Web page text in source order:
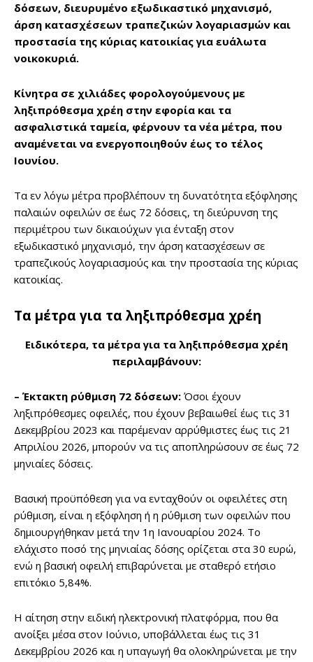
δόσεων, διευρυμένο εξωδικαστικό μηχανισμό,
άρση κατασχέσεων τραπεζικών λογαριασμών και
προστασία της κύριας κατοικίας για ευάλωτα
νοικοκυριά.
Κίνητρα σε χιλιάδες φορολογούμενους με
ληξιπρόθεσμα χρέη στην εφορία και τα
ασφαλιστικά ταμεία, φέρνουν τα νέα μέτρα, που
αναμένεται να ενεργοποιηθούν έως το τέλος
Ιουνίου.
Τα εν λόγω μέτρα προβλέπουν τη δυνατότητα εξόφλησης
παλαιών οφειλών σε έως 72 δόσεις, τη διεύρυνση της
περιμέτρου των δικαιούχων για ένταξη στον
εξωδικαστικό μηχανισμό, την άρση κατασχέσεων σε
τραπεζικούς λογαριασμούς και την προστασία της κύριας
κατοικίας.
Τα μέτρα για τα ληξιπρόθεσμα χρέη
Ειδικότερα, τα μέτρα για τα ληξιπρόθεσμα χρέη
περιλαμβάνουν:
– Έκτακτη ρύθμιση 72 δόσεων: Όσοι έχουν
ληξιπρόθεσμες οφειλές, που έχουν βεβαιωθεί έως τις 31
Δεκεμβρίου 2023 και παρέμεναν αρρύθμιστες έως τις 21
Απριλίου 2026, μπορούν να τις αποπληρώσουν σε έως 72
μηνιαίες δόσεις.
Βασική προϋπόθεση για να ενταχθούν οι οφειλέτες στη
ρύθμιση, είναι η εξόφληση ή η ρύθμιση των οφειλών που
δημιουργήθηκαν μετά την 1η Ιανουαρίου 2024. Το
ελάχιστο ποσό της μηνιαίας δόσης ορίζεται στα 30 ευρώ,
ενώ η βασική οφειλή επιβαρύνεται με σταθερό ετήσιο
επιτόκιο 5,84%.
Η αίτηση στην ειδική ηλεκτρονική πλατφόρμα, που θα
ανοίξει μέσα στον Ιούνιο, υποβάλλεται έως τις 31
Δεκεμβρίου 2026 και η υπαγωγή θα ολοκληρώνεται με την